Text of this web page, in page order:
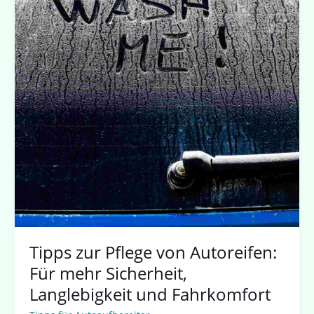
Tipps zur Pflege von Autoreifen:
Für mehr Sicherheit,
Langlebigkeit und Fahrkomfort